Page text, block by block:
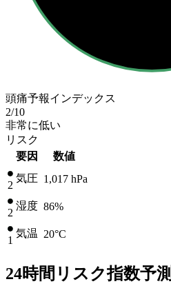
頭痛予報インデックス
2/10
非常に低い
リスク
要因
数値
2
気圧 1,017 hPa
2
湿度 86%
1
気温 20°C
24時間リスク指数予測